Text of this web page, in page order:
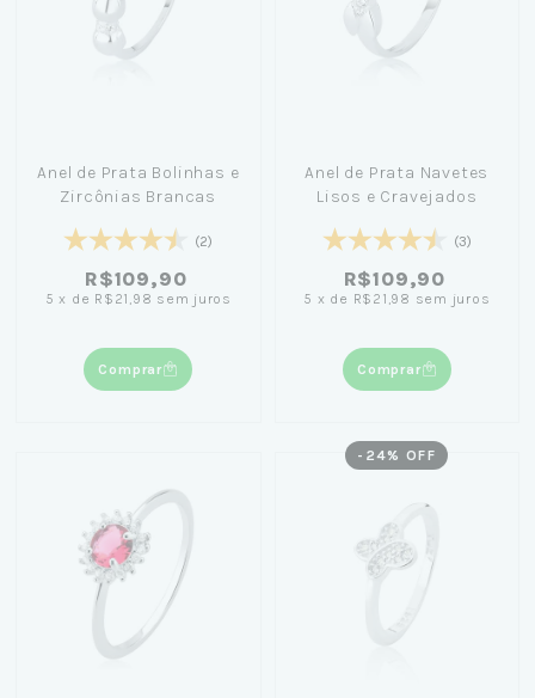
Anel de Prata Bolinhas e
Zircônias Brancas
(2)
R$109,90
5 x de R$21,98 sem juros
Comprar
Anel de Prata Navetes
Lisos e Cravejados
(3)
R$109,90
5 x de R$21,98 sem juros
Comprar
- 24% OFF